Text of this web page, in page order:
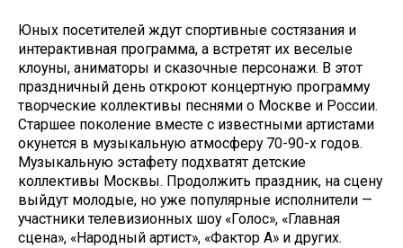
Юных посетителей ждут спортивные состязания и
интерактивная программа, а встретят их веселые
клоуны, аниматоры и сказочные персонажи. В этот
праздничный день откроют концертную программу
творческие коллективы песнями о Москве и России.
Старшее поколение вместе с известными артистами
окунется в музыкальную атмосферу 70-90-х годов.
Музыкальную эстафету подхватят детские
коллективы Москвы. Продолжить праздник, на сцену
выйдут молодые, но уже популярные исполнители —
участники телевизионных шоу «Голос», «Главная
сцена», «Народный артист», «Фактор А» и других.